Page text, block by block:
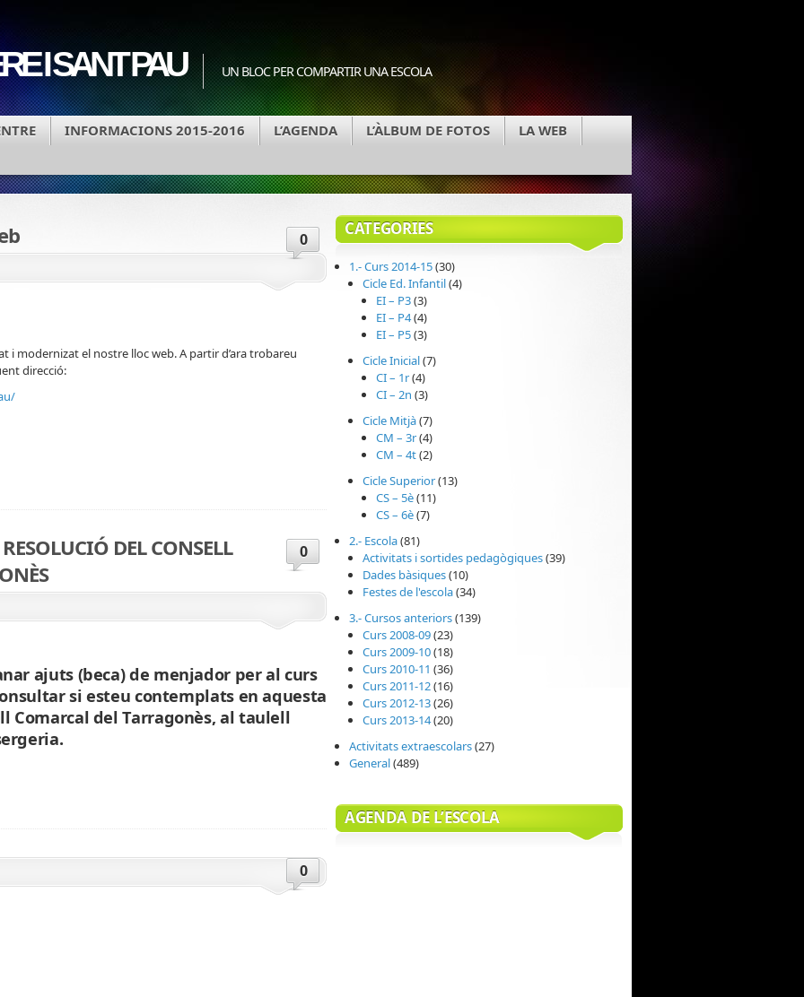
I SANT PAU UN BLOC PER COMPARTIR UNA ESCOLA
INFORMACIONS 2015-2016 L’AGENDA L’ÀLBUM DE FOTOS
LA WEB
0
i modernizat el nostre lloc web. A partir d’ara trobareu
direcció:
DEL CONSELL
0
ajuts (beca) de menjador per al curs
si esteu contemplats en aquesta
Comarcal del Tarragonès, al taulell
0
CATEGORIES
1.- Curs 2014-15(30)
Cicle Ed. Infantil(4)
EI – P3(3)
EI – P4(4)
EI – P5(3)
Cicle Inicial(7)
CI – 1r(4)
CI – 2n (3)
Cicle Mitjà(7)
CM – 3r(4)
CM – 4t(2)
Cicle Superior(13)
CS – 5è(11)
CS – 6è(7)
2.- Escola(81)
Activitats i sortides pedagògiques(39)
Dades bàsiques(10)
Festes de l'escola(34)
3.- Cursos anteriors(139)
Curs 2008-09(23)
Curs 2009-10(18)
Curs 2010-11 (36)
Curs 2011-12(16)
Curs 2012-13(26)
Curs 2013-14(20)
Activitats extraescolars(27)
General(489)
AGENDA DE L’ESCOLA